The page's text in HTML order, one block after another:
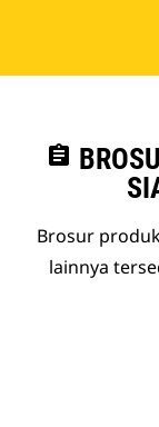
assignment
Brosur
lainnya